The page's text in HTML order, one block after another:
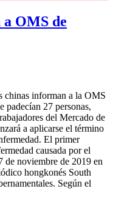
OMS de
chinas informan a la OMS
padecían 27 personas,
del Mercado de
a aplicarse el término
El primer
causada por el
noviembre de 2019 en
hongkonés South
Según el